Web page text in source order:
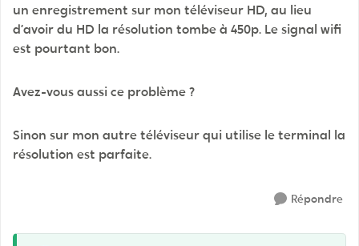
un enregistrement sur mon téléviseur HD, au lieu
d’avoir du HD la résolution tombe à 450p. Le signal wifi
est pourtant bon.
Avez-vous aussi ce problème ?
Sinon sur mon autre téléviseur qui utilise le terminal la
résolution est parfaite.
Répondre